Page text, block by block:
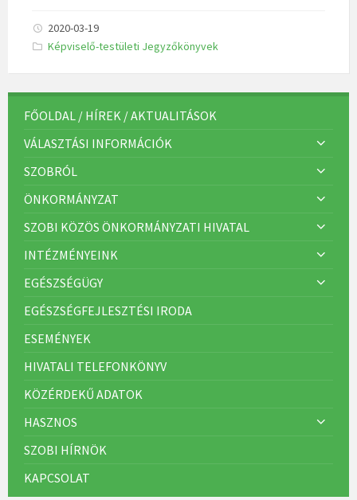
2020-03-19
K
r
i
k
Képviselő-testületi Jegyzőkönyvek
FŐOLDAL / HÍREK / AKTUALITÁSOK
VÁLASZTÁSI INFORMÁCIÓK
SZOBRÓL
ÖNKORMÁNYZAT
SZOBI KÖZÖS ÖNKORMÁNYZATI HIVATAL
INTÉZMÉNYEINK
EGÉSZSÉGÜGY
EGÉSZSÉGFEJLESZTÉSI IRODA
ESEMÉNYEK
HIVATALI TELEFONKÖNYV
KÖZÉRDEKŰ ADATOK
HASZNOS
SZOBI HÍRNÖK
KAPCSOLAT